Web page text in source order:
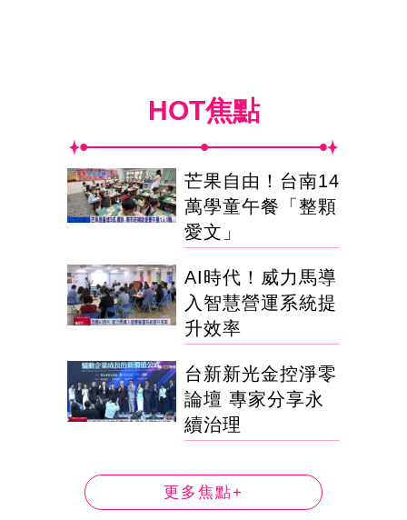
HOT焦點
芒果自由！台南14
萬學童午餐「整顆
愛文」
AI時代！威力馬導
入智慧營運系統提
升效率
台新新光金控淨零
論壇 專家分享永
續治理
更多焦點+